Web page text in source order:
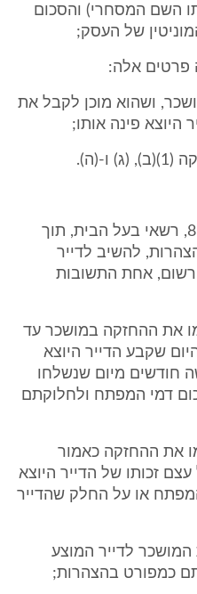
- גם באותו השם המסחרי) והסכום
של העסק;
ושהוא מוכן לקבל את
היוצא פינה אותו;
(ה).
נשלחו ההצהרות לפי סעיף 85, רשאי בעל הבית, תוך
להשיב לדייר
אחת התשובות
את ההחזקה במושכר עד
שקבע הדייר היוצא
חודשים מיום שנשלחו
דמי המפתח ולחלוקתם
את ההחזקה כאמור
על עצם זכותו של הדייר היוצא
או על החלק שהדייר
המושכר לדייר המוצע
כמפורט בהצהרות;